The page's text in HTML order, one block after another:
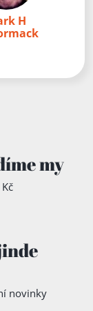
H
my
novinky